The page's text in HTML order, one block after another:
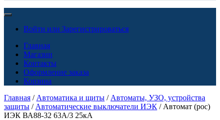
Войти или Зарегистрироваться
Главная
Магазин
Контакты
Оформление заказа
Корзина
Главная / Автоматика и щиты / Автоматы, УЗО, устройства
защиты / Автоматические выключатели ИЭК / Автомат (рос)
ИЭК ВА88-32 63А/3 25кА